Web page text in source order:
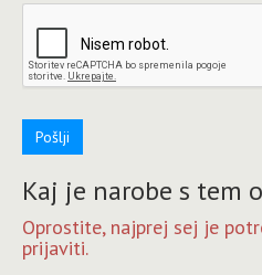
Pošlji
Kaj je narobe s tem
Oprostite, najprej sej je
prijaviti.